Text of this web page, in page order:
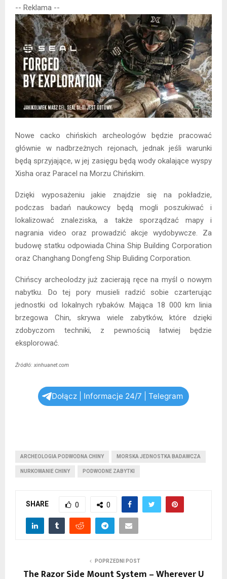
-- Reklama --
Nowe cacko chińskich archeologów będzie pracować
głównie w nadbrzeżnych rejonach, jednak jeśli warunki
będą sprzyjające, w jej zasięgu będą wody okalające wyspy
Xisha oraz Paracel na Morzu Chińskim.
Dzięki wyposażeniu jakie znajdzie się na pokładzie,
podczas badań naukowcy będą mogli poszukiwać i
lokalizować znaleziska, a także sporządzać mapy i
nagrania video oraz prowadzić akcje wydobywcze. Za
budowę statku odpowiada China Ship Building Corporation
oraz Changhang Dongfeng Ship Buliding Corporation.
Chińscy archeolodzy już zacierają ręce na myśl o nowym
nabytku. Do tej pory musieli radzić sobie czarterując
jednostki od lokalnych rybaków. Mająca 18 000 km linia
brzegowa Chin, skrywa wiele zabytków, które dzięki
zdobyczom techniki, z pewnością łatwiej będzie
eksplorować.
Źródłó: xinhuanet.com
Dołącz | Informacje 24/7 | Telegram
ARCHEOLOGIA PODWODNA CHINY MORSKA JEDNOSTKA BADAWCZA
NURKOWANIE CHINY PODWODNE ZABYTKI
SHARE 0 0
POPRZEDNI POST
The Razor Side Mount System – Wherever U